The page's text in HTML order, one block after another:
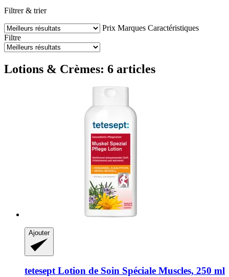
Filtrer & trier
Prix Marques Caractéristiques
Filtre
Lotions & Crèmes: 6 articles
Ajouter
teteseptLotion de Soin Spéciale Muscles, 250 ml